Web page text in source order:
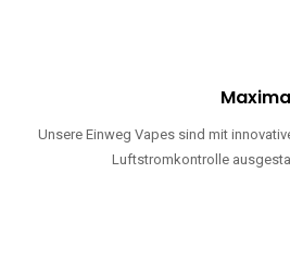
Unsere Einweg Vapes sind mit
Luftstromkontrolle